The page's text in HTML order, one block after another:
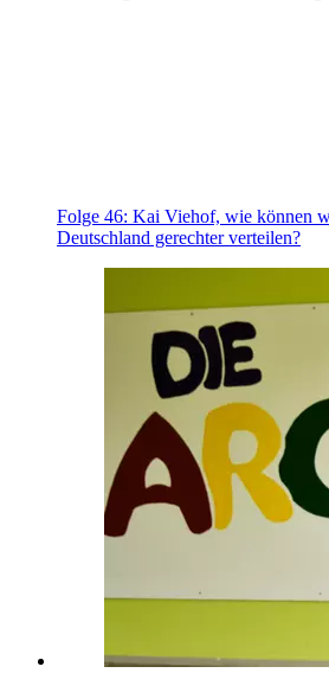
Folge 46: Kai Viehof, wie können
Deutschland gerechter verteilen?